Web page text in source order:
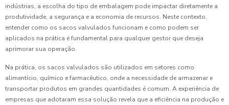
indústrias, a escolha do tipo de embalagem pode impactar diretamente a
produtividade, a segurança e a economia de recursos. Neste contexto,
entender como os sacos valvulados funcionam e como podem ser
aplicados na prática é fundamental para qualquer gestor que deseja
aprimorar sua operação.
Na prática, os sacos valvulados são utilizados em setores como
alimentício, químico e farmacêutico, onde a necessidade de armazenar e
transportar produtos em grandes quantidades é comum. A experiência de
empresas que adotaram essa solução revela que a eficiência na produção e